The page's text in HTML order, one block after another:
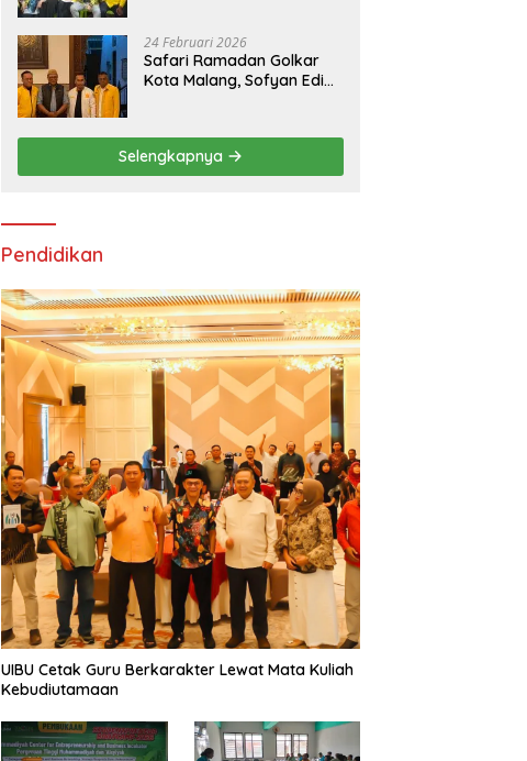
24 Februari 2026
Safari Ramadan Golkar
Kota Malang, Sofyan Edi
Libatkan Generasi Muda
Selengkapnya
Pendidikan
UIBU Cetak Guru Berkarakter Lewat Mata Kuliah
Kebudiutamaan